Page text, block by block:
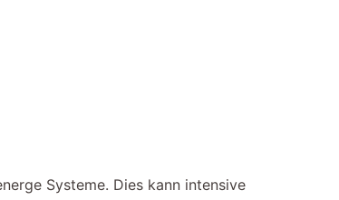
Systeme. Dies kann intensive